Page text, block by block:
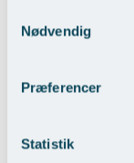
Nødvendig
Præferencer
Statistik
Brug
Navn